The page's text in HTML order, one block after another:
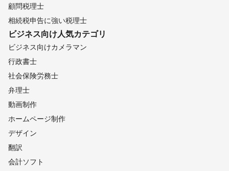
顧問税理士
相続税申告に強い税理士
ビジネス向け人気カテゴリ
ビジネス向けカメラマン
行政書士
社会保険労務士
弁理士
動画制作
ホームページ制作
デザイン
翻訳
会計ソフト